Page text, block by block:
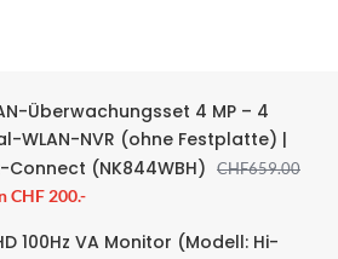
Überwachungsset 4 MP – 4
WLAN-NVR (ohne Festplatte) |
Connect (NK844WBH)
CHF659.00
CHF 200.-
100Hz VA Monitor (Modell: Hi-